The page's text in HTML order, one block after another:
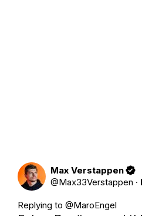
Max Verstappen
@Max33Verstappen ·
Replying to @MaroEngel